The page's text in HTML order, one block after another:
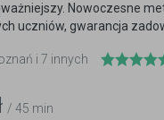
Nowoczesne
uczniów, gwarancja
i 7 innych
/ 45 min